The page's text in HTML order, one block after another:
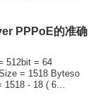
，如是提供...
PPPoE的准确
512bit = 64
= 1518 Byteso
1518 - 18 ( 6